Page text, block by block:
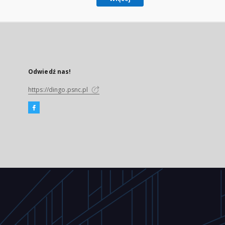
Odwiedź nas!
https://dingo.psnc.pl